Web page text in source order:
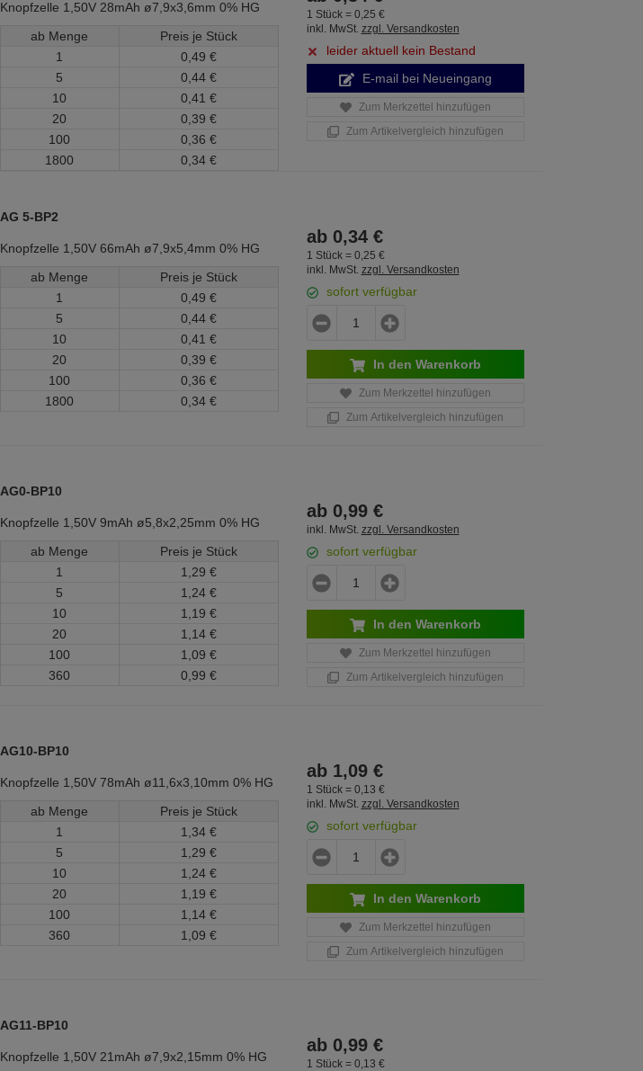
Knopfzelle 1,50V 28mAh ø7,9x3,6mm 0% HG
ab Menge
Preis je Stück
1
0, 49 €
5
0, 44 €
10
0, 41 €
20
0, 39 €
100
0, 36 €
1800
0, 34 €
1 Stück = 0, 25 €
inkl. MwSt. zzgl. Versandkosten
leider aktuell kein Bestand
E-mail bei Neueingang
Zum Merkzettel hinzufügen
Zum Artikelvergleich hinzufügen
AG 5-BP2
Knopfzelle 1,50V 66mAh ø7,9x5,4mm 0% HG
ab Menge
Preis je Stück
1
0, 49 €
5
0, 44 €
10
0, 41 €
20
0, 39 €
100
0, 36 €
1800
0, 34 €
ab 0,34 €
1 Stück = 0, 25 €
inkl. MwSt. zzgl. Versandkosten
sofort verfügbar
In den Warenkorb
Zum Merkzettel hinzufügen
Zum Artikelvergleich hinzufügen
AG0-BP10
Knopfzelle 1,50V 9mAh ø5,8x2,25mm 0% HG
ab Menge
Preis je Stück
1
1, 29 €
5
1, 24 €
10
1, 19 €
20
1, 14 €
100
1, 09 €
360
0, 99 €
ab 0,99 €
inkl. MwSt. zzgl. Versandkosten
sofort verfügbar
In den Warenkorb
Zum Merkzettel hinzufügen
Zum Artikelvergleich hinzufügen
AG10-BP10
Knopfzelle 1,50V 78mAh ø11,6x3,10mm 0% HG
ab Menge
Preis je Stück
1
1, 34 €
5
1, 29 €
10
1, 24 €
20
1, 19 €
100
1, 14 €
360
1, 09 €
ab 1,09 €
1 Stück = 0, 13 €
inkl. MwSt. zzgl. Versandkosten
sofort verfügbar
In den Warenkorb
Zum Merkzettel hinzufügen
Zum Artikelvergleich hinzufügen
AG11-BP10
Knopfzelle 1,50V 21mAh ø7,9x2,15mm 0% HG
ab 0,99 €
1 Stück = 0, 13 €